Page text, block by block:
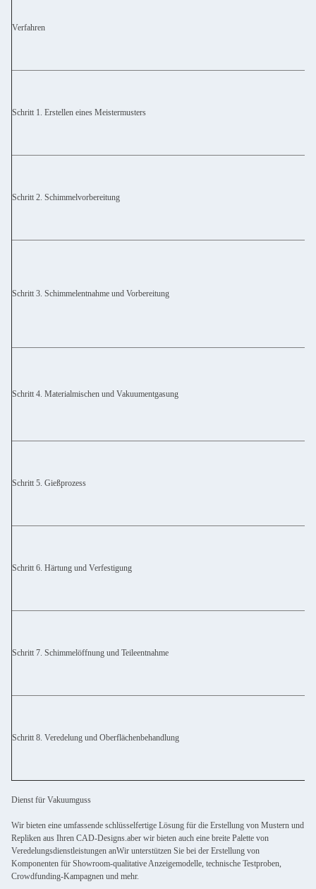
Verfahren
Schritt 1. Erstellen eines Meistermusters
Schritt 2. Schimmelvorbereitung
Schritt 3. Schimmelentnahme und Vorbereitung
Schritt 4. Materialmischen und Vakuumentgasung
Schritt 5. Gießprozess
Schritt 6. Härtung und Verfestigung
Schritt 7. Schimmelöffnung und Teileentnahme
Schritt 8. Veredelung und Oberflächenbehandlung
Dienst für Vakuumguss
Wir bieten eine umfassende schlüsselfertige Lösung für die Erstellung von Mustern und
Repliken aus Ihren CAD-Designs.aber wir bieten auch eine breite Palette von
Veredelungsdienstleistungen anWir unterstützen Sie bei der Erstellung von
Komponenten für Showroom-qualitative Anzeigemodelle, technische Testproben,
Crowdfunding-Kampagnen und mehr.